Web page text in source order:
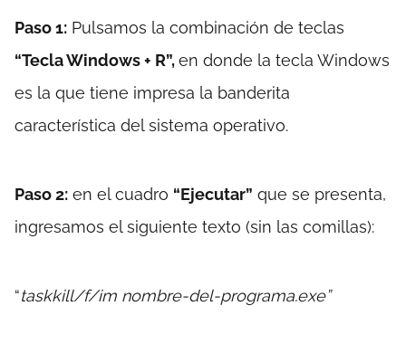
Paso 1: Pulsamos la combinación de teclas
“Tecla Windows + R”,en donde la tecla Windows
es la que tiene impresa la banderita
característica del sistema operativo.
Paso 2: en el cuadro “Ejecutar” que se presenta,
ingresamos el siguiente texto (sin las comillas):
“taskkill/f/im nombre-del-programa.exe”